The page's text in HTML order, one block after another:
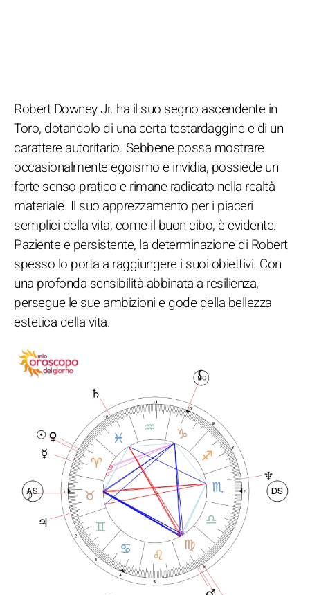
Robert Downey Jr. ha il suo segno ascendente in
Toro, dotandolo di una certa testardaggine e di un
carattere autoritario. Sebbene possa mostrare
occasionalmente egoismo e invidia, possiede un
forte senso pratico e rimane radicato nella realtà
materiale. Il suo apprezzamento per i piaceri
semplici della vita, come il buon cibo, è evidente.
Paziente e persistente, la determinazione di Robert
spesso lo porta a raggiungere i suoi obiettivi. Con
una profonda sensibilità abbinata a resilienza,
persegue le sue ambizioni e gode della bellezza
estetica della vita.